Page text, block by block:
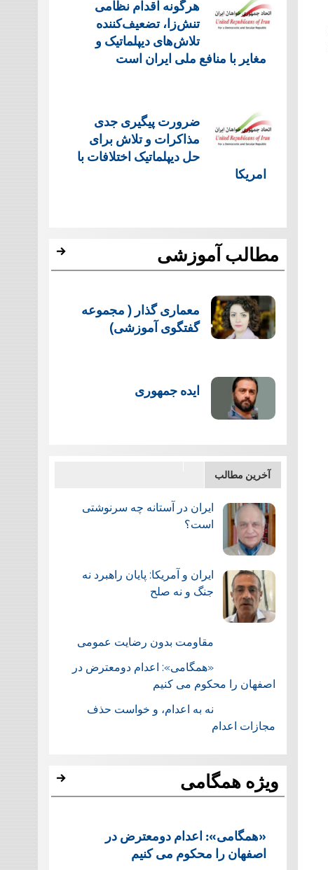
هرگونه اقدام نظامی
تنش‌زا، تضعیف‌کننده
تلاش‌های دیپلماتیک و
مغایر با منافع ملی ایران است
ضرورت پیگیری جدی
مذاکرات و تلاش برای
حل دیپلماتیک اختلافات با
امریکا
مطالب آموزشی
معماری گذار ( مجموعه
گفتگوی آموزشی)
ایده جمهوری
آخرین مطالب
ایران در آستانه چه سرنوشتی
است؟
ایران و آمریکا: پایان راهبرد نه
جنگ و نه صلح
مقاومت بدون رضایت عمومی
«همگامی»: اعدام دومعترض در
اصفهان را محکوم می کنیم
نه به اعدام، و خواست حذف
مجازات اعدام
ویژه همگامی
«همگامی»: اعدام دومعترض در
اصفهان را محکوم می کنیم